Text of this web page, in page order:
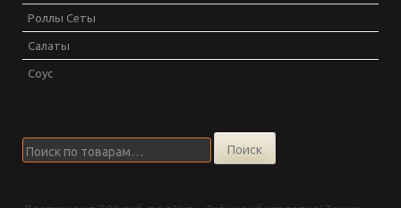
Роллы Сеты
Салаты
Соус
Искать:
Поиск